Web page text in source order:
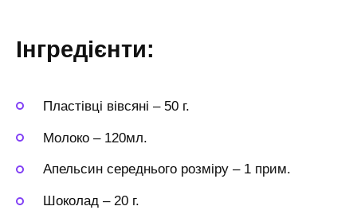
Інгредієнти:
Пластівці вівсяні – 50 г.
Молоко – 120мл.
Апельсин середнього розміру – 1 прим.
Шоколад – 20 г.